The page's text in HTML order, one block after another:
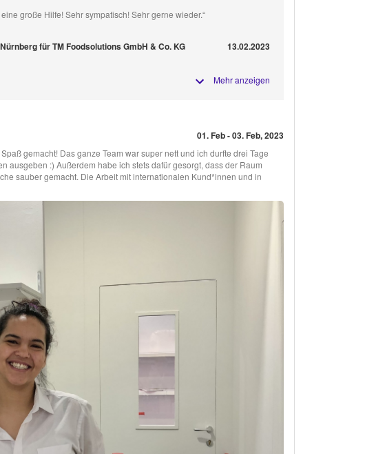
eine große Hilfe! Sehr sympatisch! Sehr gerne wieder.“
für TM Foodsolutions GmbH & Co. KG 13.02.2023
Mehr anzeigen
01. Feb - 03. Feb, 2023
gemacht! Das ganze Team war super nett und ich durfte drei Tage
ausgeben :) Außerdem habe ich stets dafür gesorgt, dass der Raum
sauber gemacht. Die Arbeit mit internationalen Kund*innen und in